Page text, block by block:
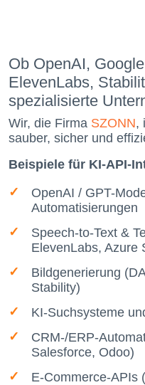
Ob OpenAI,
ElevenLabs,
spezialisierte
Wir, die Firma SZONN,
sauber, sicher und
Beispiele für KI-API-
OpenAI / GPT-
Automatisierungen
Speech-to-Text &
ElevenLabs, Azure
Bildgenerierung
Stability)
KI-Suchsysteme
CRM-/ERP-
Salesforce, Odoo)
E-Commerce-APIs